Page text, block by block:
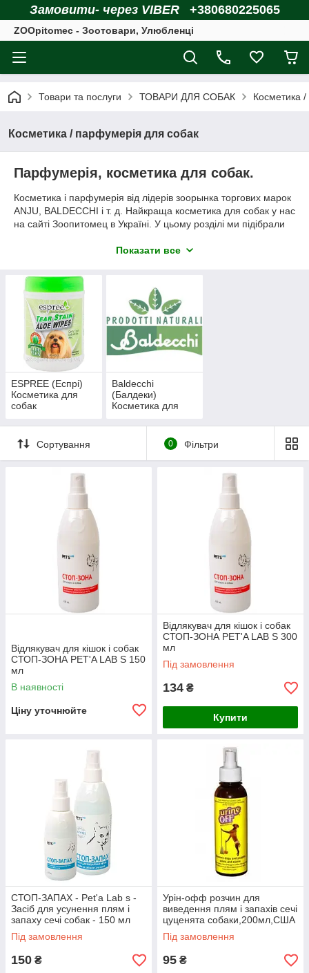
Замовити- через VIBER +380680225065
ZOOpitomec - Зоотовари, Улюбленці
Товари та послуги ТОВАРИ ДЛЯ СОБАК Косметика
Косметика / парфумерія для собак
Парфумерія, косметика для собак.
Косметика і парфумерія від лідерів зоорынка торгових марок
ANJU, BALDECCHI і т. д. Найкраща косметика для собак у нас
на сайті Зоопитомец в Україні. У цьому розділі ми підібрали
собак. З нашої косметикою догляд за Вашою улюбленою
Показати все
ESPREE (Еспрі)
Косметика для
собак
Baldecchi
(Балдеки)
Косметика для
Сортування 0 Фільтри
Відлякувач для кішок і собак
СТОП-ЗОНА PET'A LAB S 150
мл
В наявності
Ціну уточнюйте
Відлякувач для кішок і собак
СТОП-ЗОНА PET'A LAB S 300
мл
Під замовлення
134 ₴
Купити
СТОП-ЗАПАХ - Pet'a Lab s -
Засіб для усунення плям і
запаху сечі собак - 150 мл
Під замовлення
150 ₴
Урін-офф розчин для
виведення плям і запахів сечі
цуценята собаки,200мл,США
Під замовлення
95 ₴